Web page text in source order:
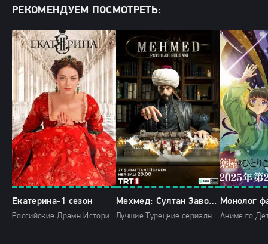
РЕКОМЕНДУЕМ ПОСМОТРЕТЬ:
Екатерина-1 сезон
Российские Драмы История Россия 1 HD
Мехмед: Султан Завоевателей 2 сезон
Лучшие Турецкие сериалы Драмы История Военные HD